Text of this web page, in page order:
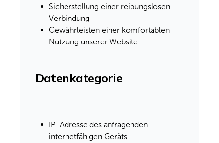
Sicherstellung einer reibungslosen
Verbindung
Gewährleisten einer komfortablen
Nutzung unserer Website
Datenkategorie
IP-Adresse des anfragenden
internetfähigen Geräts